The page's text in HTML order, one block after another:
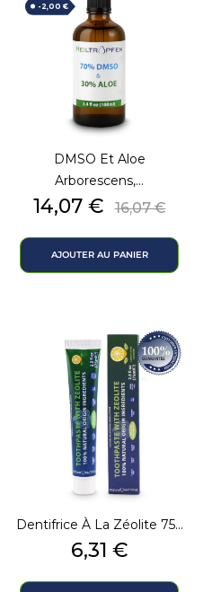
DMSO Et Aloe
Arborescens,...
Prix
14,07 € Prix
base
16,07 €
AJOUTER AU PANIER
-2,00 €
Dentifrice À La Zéolite 75...
Prix
6,31 €